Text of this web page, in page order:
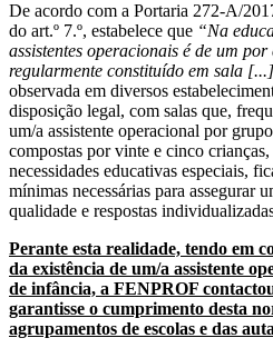
De acordo com a Portaria 272-A/
do art.º 7.º, estabelece que “Na
assistentes operacionais é de um
regularmente constituído em sala
observada em diversos
disposição legal, com salas que,
um/a assistente operacional por
compostas por vinte e cinco
necessidades educativas especiais,
mínimas necessárias para assegurar
qualidade e respostas
Perante esta realidade, tendo em
da existência de um/a assistente
de infância, a FENPROF
garantisse o cumprimento desta
agrupamentos de escolas e das